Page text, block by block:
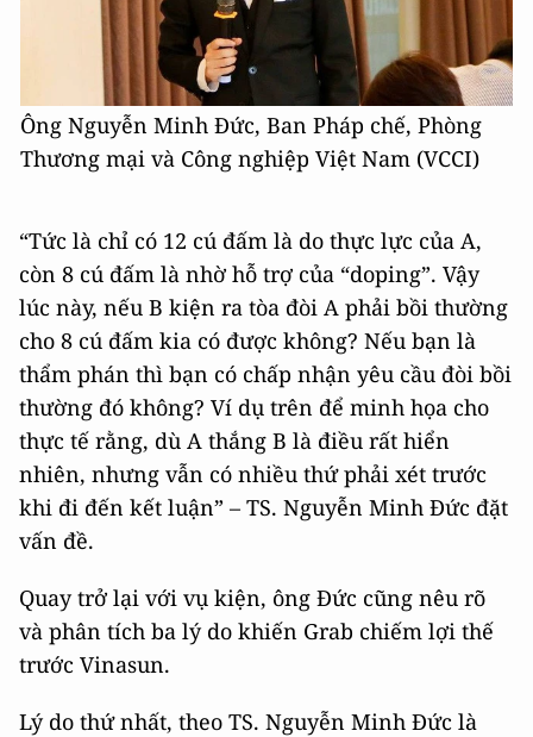
Ông Nguyễn Minh Đức, Ban Pháp chế, Phòng
Thương mại và Công nghiệp Việt Nam (VCCI)
“Tức là chỉ có 12 cú đấm là do thực lực của A,
còn 8 cú đấm là nhờ hỗ trợ của “doping”. Vậy
lúc này, nếu B kiện ra tòa đòi A phải bồi thường
cho 8 cú đấm kia có được không? Nếu bạn là
thẩm phán thì bạn có chấp nhận yêu cầu đòi bồi
thường đó không? Ví dụ trên để minh họa cho
thực tế rằng, dù A thắng B là điều rất hiển
nhiên, nhưng vẫn có nhiều thứ phải xét trước
khi đi đến kết luận” – TS. Nguyễn Minh Đức đặt
vấn đề.
Quay trở lại với vụ kiện, ông Đức cũng nêu rõ
và phân tích ba lý do khiến Grab chiếm lợi thế
trước Vinasun.
Lý do thứ nhất, theo TS. Nguyễn Minh Đức là